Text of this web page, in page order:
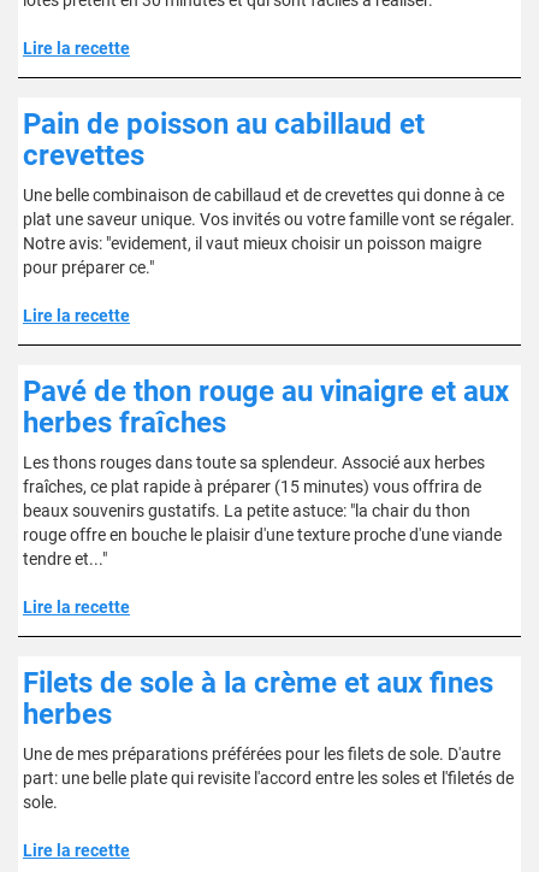
Lire la recette
Pain de poisson au cabillaud et
crevettes
Une belle combinaison de cabillaud et de crevettes qui donne à ce
plat une saveur unique. Vos invités ou votre famille vont se régaler.
Notre avis: "evidement, il vaut mieux choisir un poisson maigre
pour préparer ce."
Lire la recette
Pavé de thon rouge au vinaigre et aux
herbes fraîches
Les thons rouges dans toute sa splendeur. Associé aux herbes
fraîches, ce plat rapide à préparer (15 minutes) vous offrira de
beaux souvenirs gustatifs. La petite astuce: "la chair du thon
rouge offre en bouche le plaisir d'une texture proche d'une viande
tendre et..."
Lire la recette
Filets de sole à la crème et aux fines
herbes
Une de mes préparations préférées pour les filets de sole. D'autre
part: une belle plate qui revisite l'accord entre les soles et l'filetés de
sole.
Lire la recette